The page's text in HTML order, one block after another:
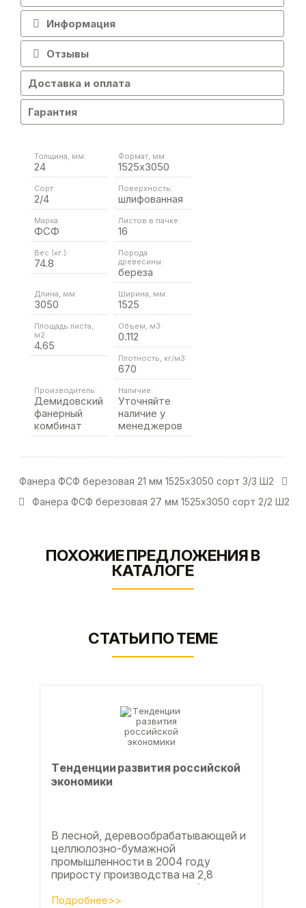
Информация
Отзывы
Доставка и оплата
Гарантия
Толщина, мм:
24
Формат, мм:
1525х3050
Сорт:
2/4
Поверхность:
шлифованная
Марка:
ФСФ
Листов в пачке:
16
Вес (кг.):
74.8
Порода
древесины:
береза
Длина, мм:
3050
Ширина, мм:
1525
Площадь листа,
м2:
4.65
Объем, м3:
0.112
Плотность, кг/м3:
670
Производитель:
Демидовский
фанерный
комбинат
Наличие:
Уточняйте
наличие у
менеджеров
Фанера ФСФ березовая 21 мм 1525х3050 сорт 3/3 Ш2
Фанера ФСФ березовая 27 мм 1525х3050 сорт 2/2 Ш2
ПОХОЖИЕ ПРЕДЛОЖЕНИЯ В
КАТАЛОГЕ
СТАТЬИ ПО ТЕМЕ
Тeндeнции paзвития poccийcкoй
экoнoмики
В лесной, деревообрабатывающей и
целлюлозно-бумажной
промышленности в 2004 году
приросту производства на 2,8
процента во многом способствовали
развитие тех подотраслей,
Подробнее>>